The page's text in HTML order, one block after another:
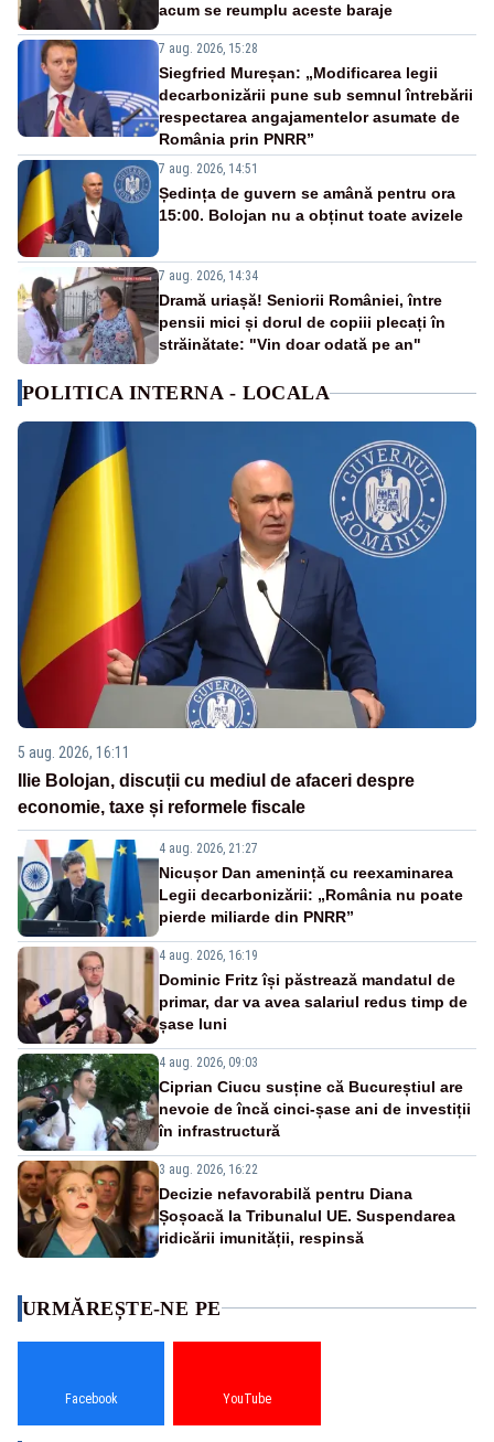
acum se reumplu aceste baraje
7 aug. 2026, 15:28
Siegfried Mureșan: „Modificarea legii
decarbonizării pune sub semnul întrebării
respectarea angajamentelor asumate de
România prin PNRR”
7 aug. 2026, 14:51
Ședința de guvern se amână pentru ora
15:00. Bolojan nu a obținut toate avizele
7 aug. 2026, 14:34
Dramă uriașă! Seniorii României, între
pensii mici și dorul de copiii plecați în
străinătate: "Vin doar odată pe an"
POLITICA INTERNA - LOCALA
5 aug. 2026, 16:11
Ilie Bolojan, discuții cu mediul de afaceri despre
economie, taxe și reformele fiscale
4 aug. 2026, 21:27
Nicușor Dan amenință cu reexaminarea
Legii decarbonizării: „România nu poate
pierde miliarde din PNRR”
4 aug. 2026, 16:19
Dominic Fritz își păstrează mandatul de
primar, dar va avea salariul redus timp de
șase luni
4 aug. 2026, 09:03
Ciprian Ciucu susține că Bucureștiul are
nevoie de încă cinci-șase ani de investiții
în infrastructură
3 aug. 2026, 16:22
Decizie nefavorabilă pentru Diana
Șoșoacă la Tribunalul UE. Suspendarea
ridicării imunității, respinsă
URMĂREȘTE-NE PE
Facebook YouTube